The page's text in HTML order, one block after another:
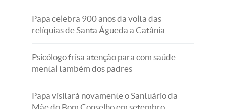
Papa celebra 900 anos da volta das
relíquias de Santa Águeda a Catânia
Psicólogo frisa atenção para com saúde
mental também dos padres
Papa visitará novamente o Santuário da